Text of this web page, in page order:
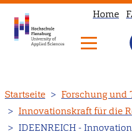
zum
Inhalt
Home
Startseite
Forschung und
Innovationskraft für die
IDEENREICH -